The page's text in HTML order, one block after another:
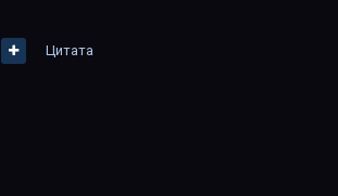
Цитата